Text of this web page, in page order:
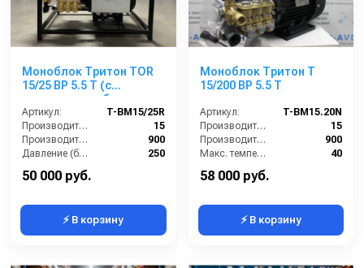
Моноблок Тритон TOR
15/25 ВР 5.5 T (с
манометром, без
электрики)
Артикул:
T-BM15/25R
Производительность (л/мин):
15
Производительность (л/ч):
900
Давление (бар):
250
Напряжение (В):
50 000 руб.
⚡ В корзину
Моноблок Тритон T
15/200 BP 5.5 T
Артикул:
T-BM15.20N
Производительность (л/мин):
15
Производительность (л/ч):
900
Макс. температура воды на входе (°C):
40
Обороты двигателя (об/мин):
58 000 руб.
⚡ В корзину